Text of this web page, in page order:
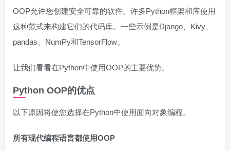
OOP允许您创建安全可靠的软件。许多Python框架和库使用
这种范式来构建它们的代码库。一些示例是Django、Kivy、
pandas、NumPy和TensorFlow。
让我们看看在Python中使用OOP的主要优势。
Python OOP的优点
以下原因将使您选择在Python中使用面向对象编程。
所有现代编程语言都使用OOP